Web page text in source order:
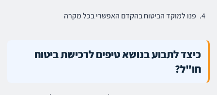
פנו למוקד הביטוח בהקדם האפשרי בכל מקרה
כיצד לתבוע בנושא טיפים לרכישת ביטוח
חו"ל?